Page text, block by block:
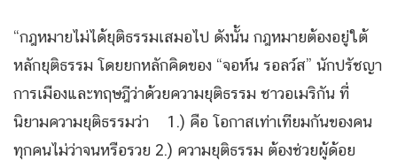
“กฎหมายไม่ได้ยุติธรรมเสมอไป ดังนั้น กฎหมายต้องอยู่ใต้
หลักยุติธรรม โดยยกหลักคิดของ “จอห์น รอลว์ส” นักปรัชญา
การเมืองและทฤษฎีว่าด้วยความยุติธรรม ชาวอเมริกัน ที่
นิยามความยุติธรรมว่า 1.) คือ โอกาสเท่าเทียมกันของคน
ทุกคนไม่ว่าจนหรือรวย 2.) ความยุติธรรม ต้องช่วยผู้ด้อย